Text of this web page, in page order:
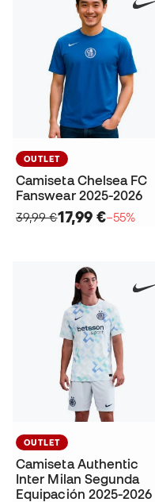
OUTLET
Camiseta Chelsea FC
Fanswear 2025-2026
39,99 €17,99 €−55%
OUTLET
Camiseta Authentic
Inter Milan Segunda
Equipación 2025-2026